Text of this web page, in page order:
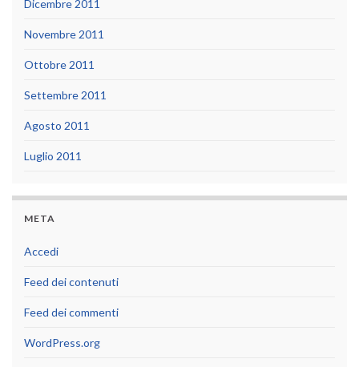
Dicembre 2011
Novembre 2011
Ottobre 2011
Settembre 2011
Agosto 2011
Luglio 2011
META
Accedi
Feed dei contenuti
Feed dei commenti
WordPress.org